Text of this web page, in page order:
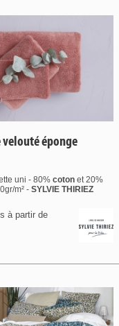
velouté éponge
uni - 80% coton et 20%
m² - SYLVIE THIRIEZ
à partir de